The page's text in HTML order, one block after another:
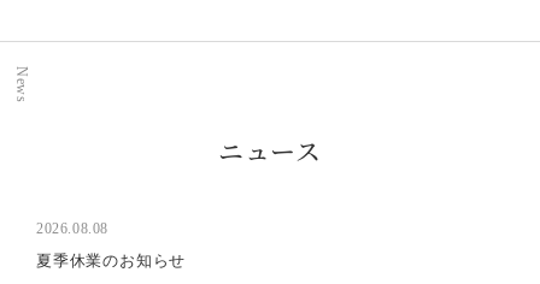
News
ニュース
2026.08.08
夏季休業のお知らせ